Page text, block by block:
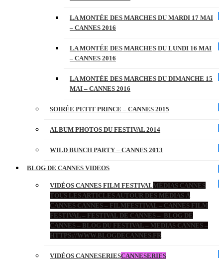
LA MONTÉE DES MARCHES DU MARDI 17 MAI
– CANNES 2016
LA MONTÉE DES MARCHES DU LUNDI 16 MAI
– CANNES 2016
LA MONTÉE DES MARCHES DU DIMANCHE 15
MAI – CANNES 2016
SOIRÉE PETIT PRINCE – CANNES 2015
ALBUM PHOTOS DU FESTIVAL 2014
WILD BUNCH PARTY – CANNES 2013
BLOG DE CANNES VIDEOS
VIDÉOS CANNES FILM FESTIVALMÉDIAS CANNES
TOUS LES ARTICLES AUTOUR DES MÉDIAS À
CANNES CANNES – FILMFESTIVAL – CANNES FILM
FESTIVAL – FESTIVAL DE CANNES – BLOG DE
CANNES – BLOG DU FESTIVAL – MEDIAS CANNES –
HTTPS://WWW.BLOGDECANNES.FR
VIDÉOS CANNESERIESCANNESERIES